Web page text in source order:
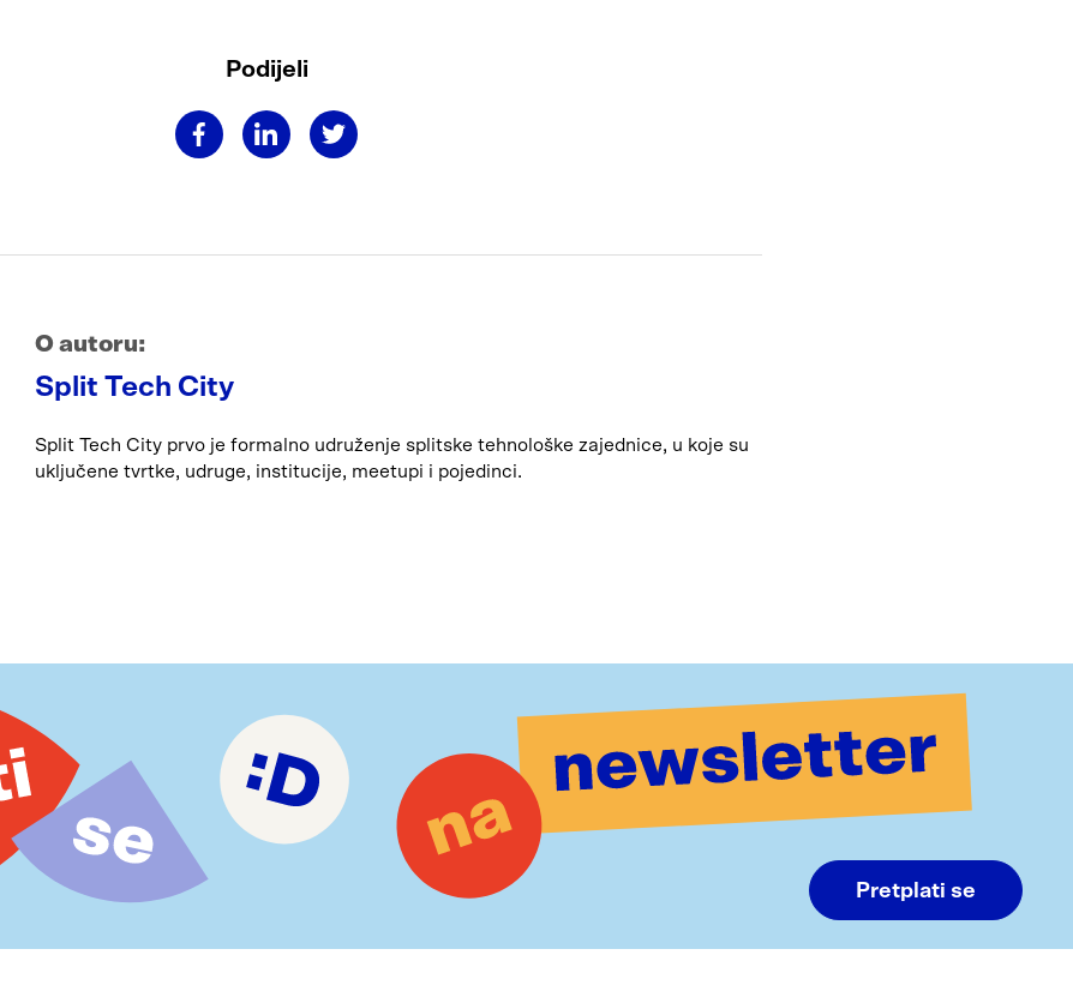
Podijeli
O autoru:
Split Tech City
Split Tech City prvo je formalno udruženje splitske tehnološke zajednice, u koje su
uključene tvrtke, udruge, institucije, meetupi i pojedinci.
Pretplati se